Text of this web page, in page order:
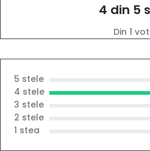
4 din 5
Din 1
5 stele
4 stele
3 stele
2 stele
1 stea